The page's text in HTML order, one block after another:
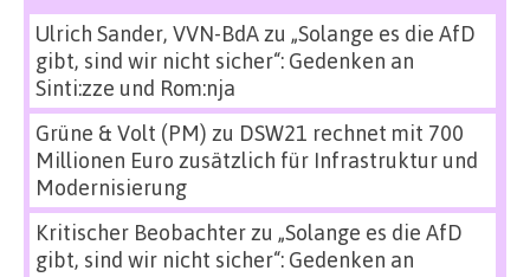
Ulrich Sander, VVN-BdAzu „Solange es die AfD
gibt, sind wir nicht sicher“: Gedenken an
Sinti:zze und Rom:nja
Grüne & Volt (PM) zu DSW21 rechnet mit 700
Millionen Euro zusätzlich für Infrastruktur und
Modernisierung
Kritischer Beobachterzu „Solange es die AfD
gibt, sind wir nicht sicher“: Gedenken an